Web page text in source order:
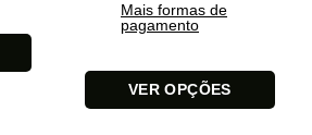
Mais formas de
pagamento
VER OPÇÕES